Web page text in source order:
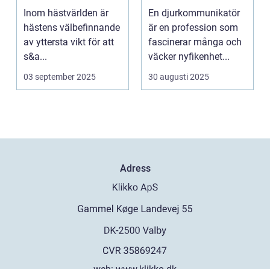
Inom hästvärlden är
hästens välbefinnande
av yttersta vikt för att
s&a...
03 september 2025
n för behandling
av djur
En djurkommunikatör
är en profession som
fascinerar många och
väcker nyfikenhet...
30 augusti 2025
Adress